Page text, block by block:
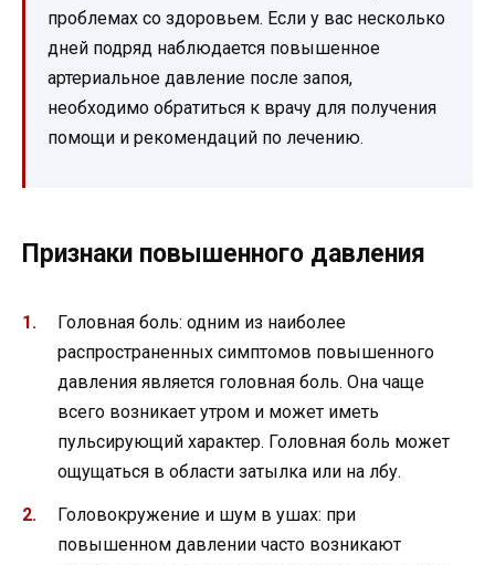
проблемах со здоровьем. Если у вас несколько
дней подряд наблюдается повышенное
артериальное давление после запоя,
необходимо обратиться к врачу для получения
помощи и рекомендаций по лечению.
Признаки повышенного давления
Головная боль: одним из наиболее
распространенных симптомов повышенного
давления является головная боль. Она чаще
всего возникает утром и может иметь
пульсирующий характер. Головная боль может
ощущаться в области затылка или на лбу.
Головокружение и шум в ушах: при
повышенном давлении часто возникают